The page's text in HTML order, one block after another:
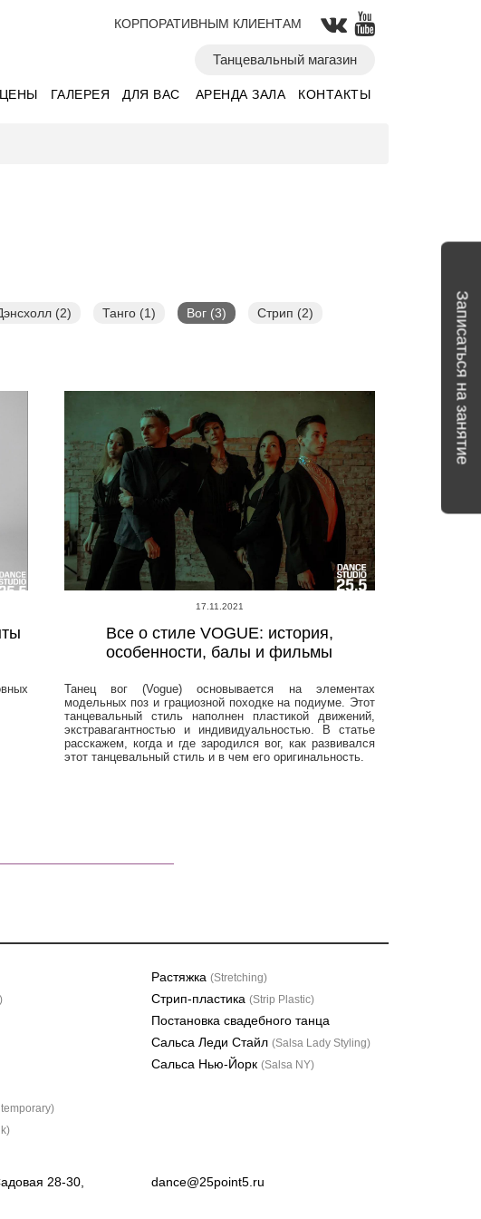
Танцевальный магазин
КОРПОРАТИВНЫМ КЛИЕНТАМ
ЦЕНЫ ГАЛЕРЕЯ ДЛЯ ВАС АРЕНДА ЗАЛА КОНТАКТЫ
(2) Танго (1) Вог (3)
Стрип (2)
17.11.2021
Все о стиле VOGUE: история,
особенности, балы и фильмы
Танец вог (Vogue) основывается на элементах
модельных поз и грациозной походке на подиуме. Этот
танцевальный стиль наполнен пластикой движений,
экстравагантностью и индивидуальностью. В статье
расскажем, когда и где зародился вог, как развивался
этот танцевальный стиль и в чем его оригинальность.
Растяжка (Stretching)
Стрип-пластика (Strip Plastic)
Постановка свадебного танца
Сальса Леди Стайл (Salsa Lady Styling)
Сальса Нью-Йорк (Salsa NY)
28-30,
dance@25point5.ru
Записаться на занятие